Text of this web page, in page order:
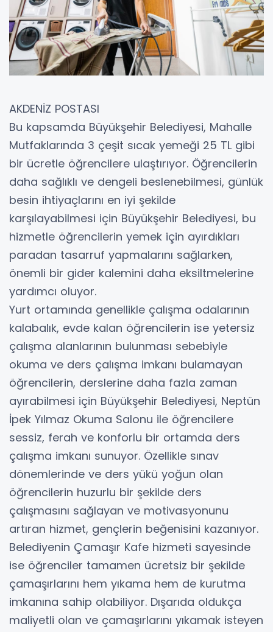
AKDENİZ POSTASI
Bu kapsamda Büyükşehir Belediyesi, Mahalle
Mutfaklarında 3 çeşit sıcak yemeği 25 TL gibi
bir ücretle öğrencilere ulaştırıyor. Öğrencilerin
daha sağlıklı ve dengeli beslenebilmesi, günlük
besin ihtiyaçlarını en iyi şekilde
karşılayabilmesi için Büyükşehir Belediyesi, bu
hizmetle öğrencilerin yemek için ayırdıkları
paradan tasarruf yapmalarını sağlarken,
önemli bir gider kalemini daha eksiltmelerine
yardımcı oluyor.
Yurt ortamında genellikle çalışma odalarının
kalabalık, evde kalan öğrencilerin ise yetersiz
çalışma alanlarının bulunması sebebiyle
okuma ve ders çalışma imkanı bulamayan
öğrencilerin, derslerine daha fazla zaman
ayırabilmesi için Büyükşehir Belediyesi, Neptün
İpek Yılmaz Okuma Salonu ile öğrencilere
sessiz, ferah ve konforlu bir ortamda ders
çalışma imkanı sunuyor. Özellikle sınav
dönemlerinde ve ders yükü yoğun olan
öğrencilerin huzurlu bir şekilde ders
çalışmasını sağlayan ve motivasyonunu
artıran hizmet, gençlerin beğenisini kazanıyor.
Belediyenin Çamaşır Kafe hizmeti sayesinde
ise öğrenciler tamamen ücretsiz bir şekilde
çamaşırlarını hem yıkama hem de kurutma
imkanına sahip olabiliyor. Dışarıda oldukça
maliyetli olan ve çamaşırlarını yıkamak isteyen